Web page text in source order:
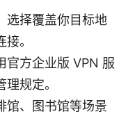
选择覆盖你目标地
。
官方企业版 VPN 服
规定。
馆、图书馆等场景